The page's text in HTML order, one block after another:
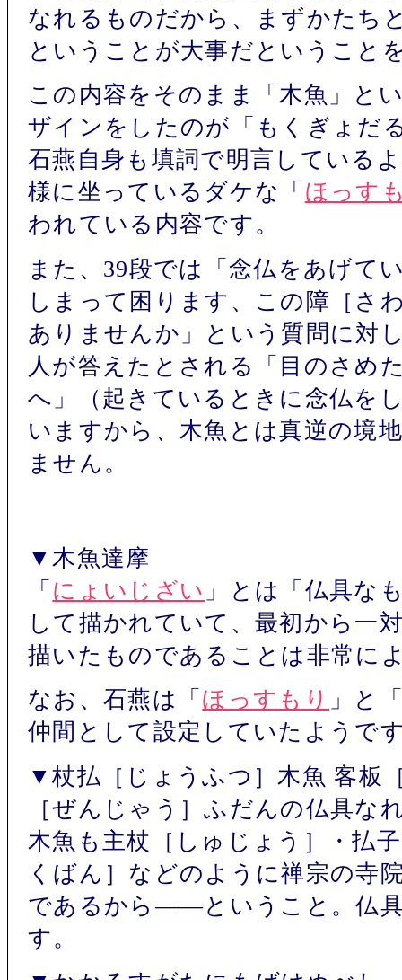
なれるものだから、まずかたち
ということが大事だということ
この内容をそのまま「木魚」と
ザインをしたのが「もくぎょだ
石燕自身も填詞で明言している
様に坐っているダケな「 ほっす
われている内容です。
また、39段では「念仏をあげて
しまって困ります、この障［さ
ありませんか」という質問に対
人が答えたとされる「目のさめ
へ」（起きているときに念仏を
いますから、木魚とは真逆の境
ません。
▼木魚達摩
「 にょいじざい 」とは「仏具な
して描かれていて、最初から一
描いたものであることは非常に
なお、石燕は「 ほっすもり 」と
仲間として設定していたようで
▼杖払［じょうふつ］木魚 客板
［ぜんじゃう］ふだんの仏具な
木魚も主杖［しゅじょう］・払
くばん］などのように禅宗の寺
であるから――ということ。仏
す。